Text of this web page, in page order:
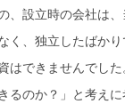
、設立時の会社は
く、独立したばか
はできませんでした
るのか？」と考え